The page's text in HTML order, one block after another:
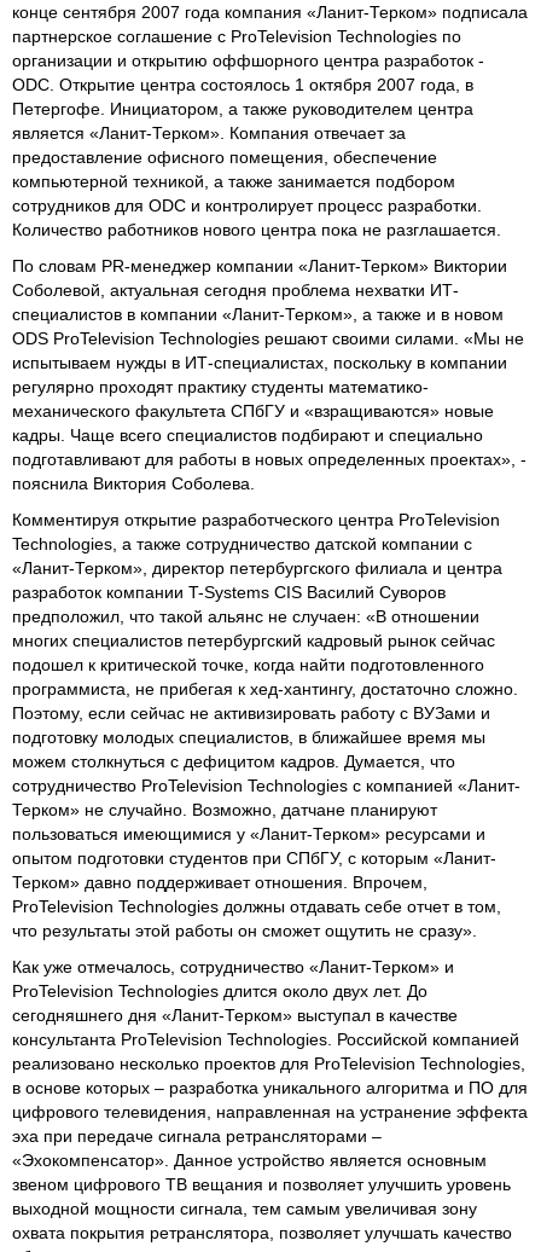
конце сентября 2007 года компания «Ланит-Терком» подписала
партнерское соглашение с ProTelevision Technologies по
организации и открытию оффшорного центра разработок -
ODC. Открытие центра состоялось 1 октября 2007 года, в
Петергофе. Инициатором, а также руководителем центра
является «Ланит-Терком». Компания отвечает за
предоставление офисного помещения, обеспечение
компьютерной техникой, а также занимается подбором
сотрудников для ODC и контролирует процесс разработки.
Количество работников нового центра пока не разглашается.
По словам PR-менеджер компании «Ланит-Терком» Виктории
Соболевой, актуальная сегодня проблема нехватки ИТ-
специалистов в компании «Ланит-Терком», а также и в новом
ODS ProTelevision Technologies решают своими силами. «Мы не
испытываем нужды в ИТ-специалистах, поскольку в компании
регулярно проходят практику студенты математико-
механического факультета СПбГУ и «взращиваются» новые
кадры. Чаще всего специалистов подбирают и специально
подготавливают для работы в новых определенных проектах», -
пояснила Виктория Соболева.
Комментируя открытие разработческого центра ProTelevision
Technologies, а также сотрудничество датской компании с
«Ланит-Терком», директор петербургского филиала и центра
разработок компании T-Systems CIS Василий Суворов
предположил, что такой альянс не случаен: «В отношении
многих специалистов петербургский кадровый рынок сейчас
подошел к критической точке, когда найти подготовленного
программиста, не прибегая к хед-хантингу, достаточно сложно.
Поэтому, если сейчас не активизировать работу с ВУЗами и
подготовку молодых специалистов, в ближайшее время мы
можем столкнуться с дефицитом кадров. Думается, что
сотрудничество ProTelevision Technologies с компанией «Ланит-
Терком» не случайно. Возможно, датчане планируют
пользоваться имеющимися у «Ланит-Терком» ресурсами и
опытом подготовки студентов при СПбГУ, с которым «Ланит-
Терком» давно поддерживает отношения. Впрочем,
ProTelevision Technologies должны отдавать себе отчет в том,
что результаты этой работы он сможет ощутить не сразу».
Как уже отмечалось, сотрудничество «Ланит-Терком» и
ProTelevision Technologies длится около двух лет. До
сегодняшнего дня «Ланит-Терком» выступал в качестве
консультанта ProTelevision Technologies. Российской компанией
реализовано несколько проектов для ProTelevision Technologies,
в основе которых – разработка уникального алгоритма и ПО для
цифрового телевидения, направленная на устранение эффекта
эха при передаче сигнала ретрансляторами –
«Эхокомпенсатор». Данное устройство является основным
звеном цифрового ТВ вещания и позволяет улучшить уровень
выходной мощности сигнала, тем самым увеличивая зону
охвата покрытия ретранслятора, позволяет улучшать качество